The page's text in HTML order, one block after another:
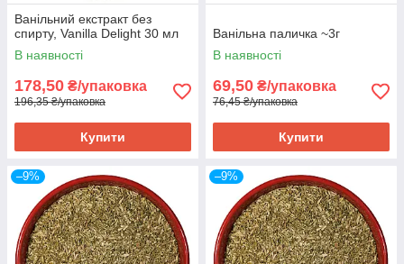
Ванільний екстракт без
спирту, Vanilla Delight 30 мл
В наявності
178,50 ₴/упаковка
196,35 ₴/упаковка
Купити
Ванільна паличка ~3г
В наявності
69,50 ₴/упаковка
76,45 ₴/упаковка
Купити
–9% –9%